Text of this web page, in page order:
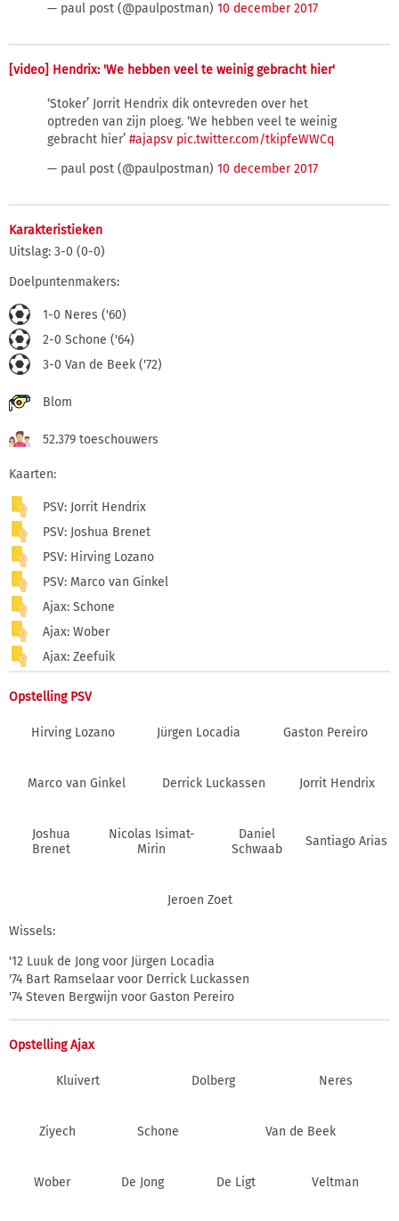
— paul post (@paulpostman) 10 december 2017
[video] Hendrix: 'We hebben veel te weinig gebracht hier'
‘Stoker’ Jorrit Hendrix dik ontevreden over het
optreden van zijn ploeg. ‘We hebben veel te weinig
gebracht hier’ #ajapsv pic.twitter.com/tkipfeWWCq
— paul post (@paulpostman) 10 december 2017
Karakteristieken
Uitslag: 3-0 (0-0)
Doelpuntenmakers:
1-0 Neres ('60)
2-0 Schone ('64)
3-0 Van de Beek ('72)
Blom
52.379 toeschouwers
Kaarten:
PSV: Jorrit Hendrix
PSV: Joshua Brenet
PSV: Hirving Lozano
PSV: Marco van Ginkel
Ajax: Schone
Ajax: Wober
Ajax: Zeefuik
Opstelling PSV
Hirving Lozano Jürgen Locadia Gaston Pereiro
Marco van Ginkel Derrick Luckassen Jorrit Hendrix
Joshua
Brenet
Nicolas Isimat-
Mirin
Daniel
Schwaab
Santiago Arias
Jeroen Zoet
Wissels:
'12 Luuk de Jong voor Jürgen Locadia
'74 Bart Ramselaar voor Derrick Luckassen
'74 Steven Bergwijn voor Gaston Pereiro
Opstelling Ajax
Kluivert Dolberg Neres
Ziyech Schone Van de Beek
Wober De Jong De Ligt Veltman